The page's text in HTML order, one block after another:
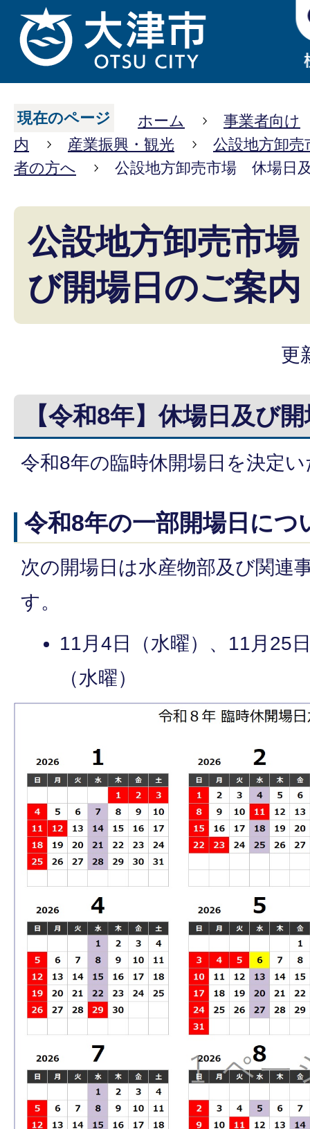
現在のページ ホーム
事業者向け
内
産業振興・観光
公設地方卸売
者の方へ
公設地方卸売市場 休場日
公設地方卸売市
び開場日のご案内
更
【令和8年】休場日及び
令和8年の臨時休開場日を決定
令和8年の一部開場日につ
次の開場日は水産物部及び関連
す。
11月4日（水曜）、11月25
（水曜）